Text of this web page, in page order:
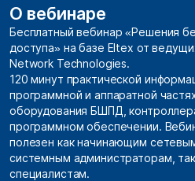
О вебинаре
Бесплатный вебинар «Решения
доступа» на базе Eltex от
Network Technologies.
120 минут практической
программной и аппаратной
оборудования БШПД,
программном обеспечении.
полезен как начинающим
системным администраторам,
специалистам.